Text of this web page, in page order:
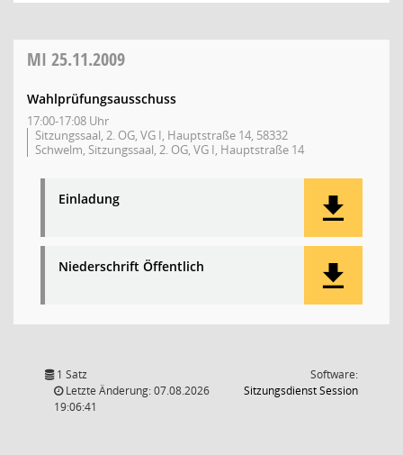
MI 25.11.2009
Wahlprüfungsausschuss
17:00-17:08 Uhr
Sitzungssaal, 2. OG, VG I, Hauptstraße 14, 58332
Schwelm, Sitzungssaal, 2. OG, VG I, Hauptstraße 14
Einladung
Niederschrift Öffentlich
1 Satz
Letzte Änderung: 07.08.2026
19:06:41
Software:
SitzungsdienstSession(Wird in